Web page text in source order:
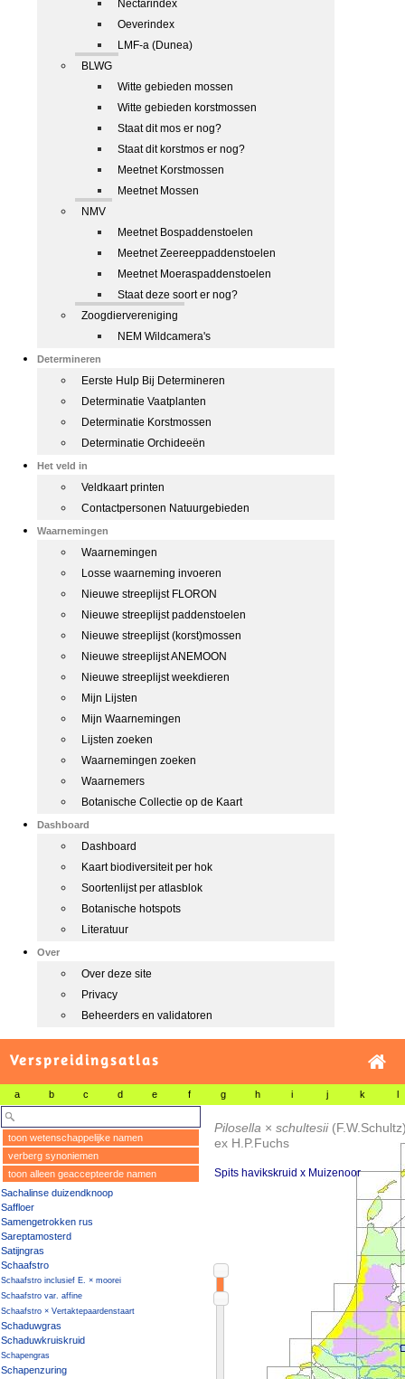
Nectarindex
Oeverindex
LMF-a (Dunea)
BLWG
Witte gebieden mossen
Witte gebieden korstmossen
Staat dit mos er nog?
Staat dit korstmos er nog?
Meetnet Korstmossen
Meetnet Mossen
NMV
Meetnet Bospaddenstoelen
Meetnet Zeereeppaddenstoelen
Meetnet Moeraspaddenstoelen
Staat deze soort er nog?
Zoogdiervereniging
NEM Wildcamera's
Determineren
Eerste Hulp Bij Determineren
Determinatie Vaatplanten
Determinatie Korstmossen
Determinatie Orchideeën
Het veld in
Veldkaart printen
Contactpersonen Natuurgebieden
Waarnemingen
Waarnemingen
Losse waarneming invoeren
Nieuwe streeplijst FLORON
Nieuwe streeplijst paddenstoelen
Nieuwe streeplijst (korst)mossen
Nieuwe streeplijst ANEMOON
Nieuwe streeplijst weekdieren
Mijn Lijsten
Mijn Waarnemingen
Lijsten zoeken
Waarnemingen zoeken
Waarnemers
Botanische Collectie op de Kaart
Dashboard
Dashboard
Kaart biodiversiteit per hok
Soortenlijst per atlasblok
Botanische hotspots
Literatuur
Over
Over deze site
Privacy
Beheerders en validatoren
Verspreidingsatlas
a b c d e f g h i j k l
toon wetenschappelijke namen
verberg synoniemen
toon alleen geaccepteerde namen
Sachalinse duizendknoop
Saffloer
Samengetrokken rus
Sareptamosterd
Satijngras
Schaafstro
Schaafstro inclusief E. × moorei
Schaafstro var. affine
Schaafstro × Vertaktepaardenstaart
Schaduwgras
Schaduwkruiskruid
Schapengras
Schapenzuring
Pilosella × schultesii
ex H.P.Fuchs
Spits havikskruid x Muizenoor